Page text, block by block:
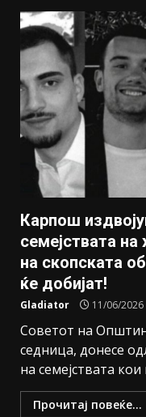
Карпош
семејствата на
на скопската
ќе добијат!
Gladiator 11/06/2026
Советот на
седница, донесе
на семејствата кои
Прочитај повеќе...